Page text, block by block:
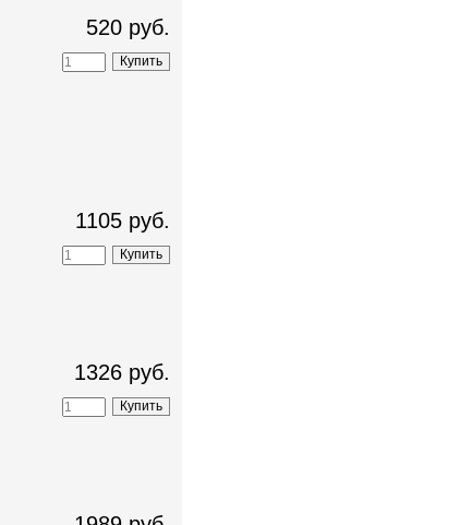
520 руб.
1105 руб.
1326 руб.